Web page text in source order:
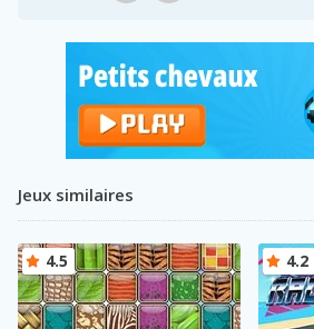
Jeux similaires
4.5 4.2